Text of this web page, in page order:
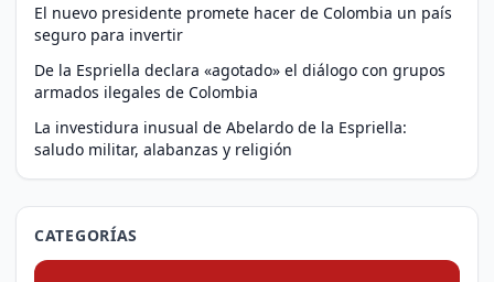
El nuevo presidente promete hacer de Colombia un país
seguro para invertir
De la Espriella declara «agotado» el diálogo con grupos
armados ilegales de Colombia
La investidura inusual de Abelardo de la Espriella:
saludo militar, alabanzas y religión
CATEGORÍAS